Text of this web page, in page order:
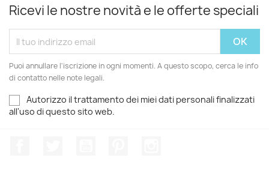
Ricevi le nostre novità e le offerte speciali
Puoi annullare l'iscrizione in ogni momenti. A questo scopo, cerca le info
di contatto nelle note legali.
Autorizzo il trattamento dei miei dati personali finalizzati
all'uso di questo sito web.